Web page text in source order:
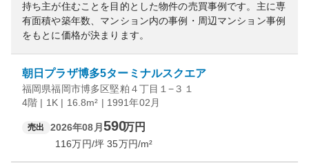
持ち主が住むことを目的とした物件の売買事例です。 主に専
有面積や築年数、マンション内の事例・周辺マンション事例
をもとに価格が決まります。
朝日プラザ博多5ターミナルスクエア
福岡県福岡市博多区堅粕４丁目１−３１
4階 | 1K | 16.8m² | 1991年02月
売出 2026年08月 590万円
116万円/坪 35万円/m²